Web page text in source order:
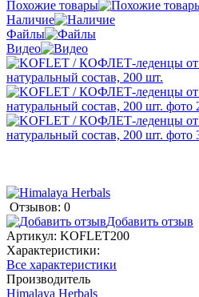
Похожие товары
Наличие
Файлы
Видео
Отзывов: 0
Добавить отзыв
Артикул: KOFLET200
Характеристики:
Все характеристики
Производитель
Himalaya Herbals